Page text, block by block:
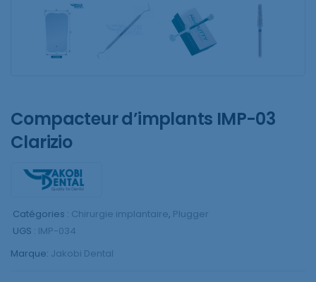
Compacteur d’implants IMP-03
Clarizio
Catégories : Chirurgie implantaire, Plugger
UGS : IMP-034
Marque: Jakobi Dental